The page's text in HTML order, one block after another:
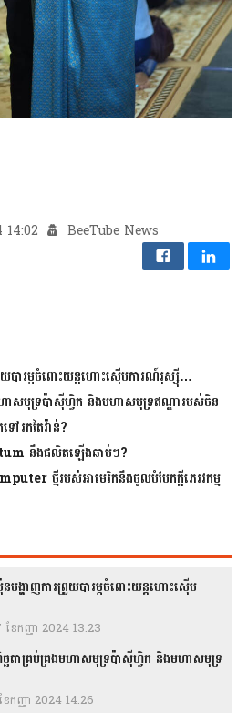
14:02 BeeTube News
បារម្ភចំពោះយន្តហោះស៊ើបការណ៍រុស្ស៊ី…
ហាសមុទ្រប៉ាស៊ីហ្វិក និងមហាសមុទ្រឥណ្ឌារបស់ចិន
ៅរកតៃវ៉ាន់?
នឹងផលិតឡើងឆាប់ៗ?
ថ្មីរបស់អាមេរិកនឹងចូលបំបែកក្តីភេរវកម្ម
ង្ហាញការព្រួយបារម្ភចំពោះយន្តហោះស៊ើប
ខែកញ្ញា 2024 13:23
ឆតាគ្រប់គ្រងមហាសមុទ្រប៉ាស៊ីហ្វិក និងមហាសមុទ្រ
ែកញ្ញា 2024 14:26